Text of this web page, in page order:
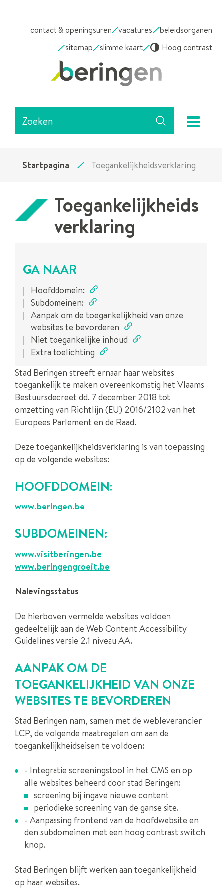
NAAR
contact & openingsuren vacatures
beleidsorganen
sitemap
slimme kaart Hoog contrast
Stad
Beringen
kunnen
we
helpen?
Zoeken
Startpagina Toegankelijkheidsverklaring
Toegankelijkheids
verklaring
GA NAAR
Hoofddomein:
Subdomeinen:
Aanpak om de toegankelijkheid van onze
websites te bevorderen
Niet toegankelijke inhoud
Extra toelichting
Stad Beringen streeft ernaar haar websites
toegankelijk te maken overeenkomstig het Vlaams
Bestuursdecreet dd. 7 december 2018 tot
omzetting van Richtlijn (EU) 2016/2102 van het
Europees Parlement en de Raad.
Deze toegankelijkheidsverklaring is van toepassing
op de volgende websites:
HOOFDDOMEIN:
www.beringen.be
SUBDOMEINEN:
www.visitberingen.be
www.beringengroeit.be
Nalevingsstatus
De hierboven vermelde websites voldoen
gedeeltelijk aan de Web Content Accessibility
Guidelines versie 2.1 niveau AA.
AANPAK OM DE
TOEGANKELIJKHEID VAN ONZE
WEBSITES TE BEVORDEREN
Stad Beringen nam, samen met de webleverancier
LCP, de volgende maatregelen om aan de
toegankelijkheidseisen te voldoen:
- Integratie screeningstool in het CMS en op
alle websites beheerd door stad Beringen:
screening bij ingave nieuwe content
periodieke screening van de ganse site.
- Aanpassing frontend van de hoofdwebsite en
den subdomeinen met een hoog contrast switch
knop.
Stad Beringen blijft werken aan toegankelijkheid
op haar websites.